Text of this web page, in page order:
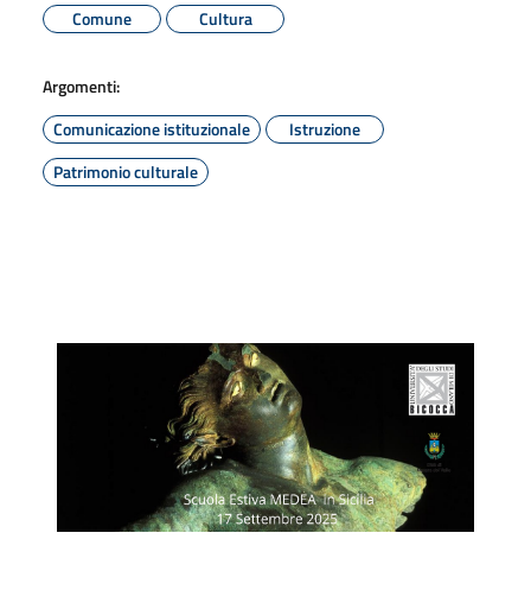
Comune
Cultura
Argomenti:
Comunicazione istituzionale
Istruzione
Patrimonio culturale